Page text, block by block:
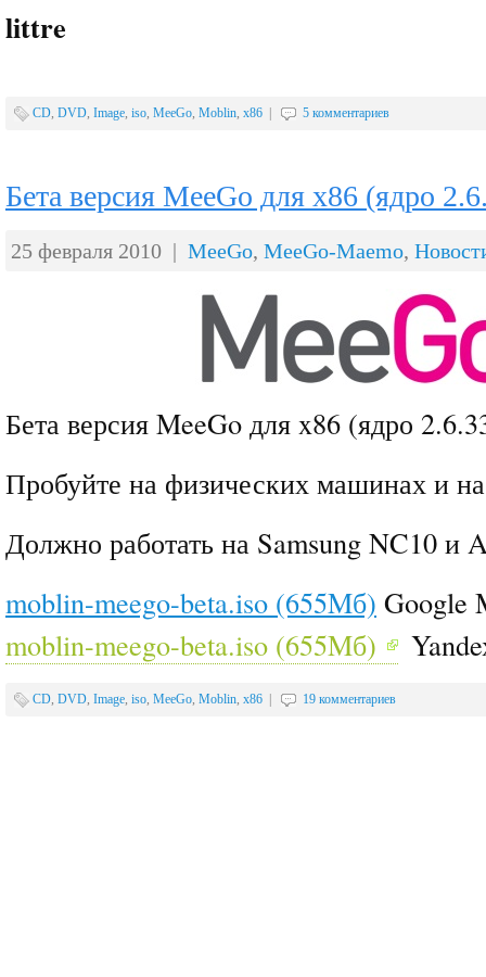
littre
CD, DVD, Image, iso, MeeGo, Moblin, x86 5 комментариев
Бета версия MeeGo для x86 (ядро
25 февраля 2010 | MeeGo, MeeGo-Maemo,
Бета версия MeeGo для x86 (ядро
Пробуйте на физических машинах и
Должно работать на Samsung NC10 и
moblin-meego-beta.iso (655Mб) Google
moblin-meego-beta.iso (655Mб)
CD, DVD, Image, iso, MeeGo, Moblin, x86 19 комментариев